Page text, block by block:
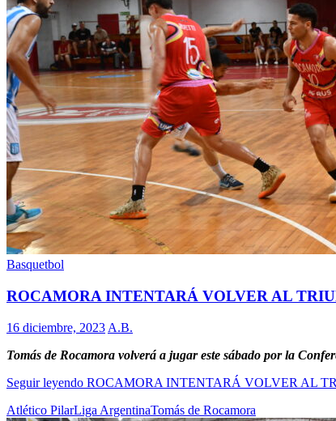
Basquetbol
ROCAMORA INTENTARÁ VOLVER AL
16 diciembre, 2023 A.B.
Tomás de Rocamora volverá a jugar este sábado por la
Seguir leyendo ROCAMORA INTENTARÁ VOLVER AL
Atlético PilarLiga ArgentinaTomás de Rocamora